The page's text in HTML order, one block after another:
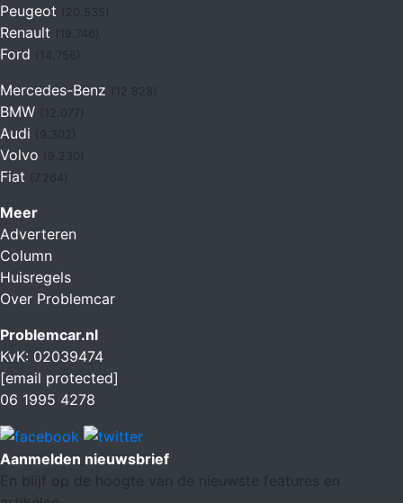
Peugeot
Renault (19.746)
Ford (14.756)
Mercedes-Benz
BMW
Audi
Volvo
Fiat (7.264)
Meer
Adverteren
Column
Huisregels
Over Problemcar
Problemcar.nl
KvK: 02039474
[email protected]
06 1995 4278
Aanmelden nieuwsbrief
En blijf op de hoogte van de nieuwste features en